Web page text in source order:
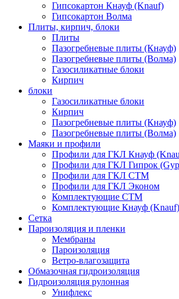
Гипсокартон Кнауф (Knauf)
Гипсокартон Волма
Плиты, кирпич, блоки
Плиты
Пазогребневые плиты (Кнауф)
Пазогребневые плиты (Волма)
Газосиликатные блоки
Кирпич
блоки
Газосиликатные блоки
Кирпич
Пазогребневые плиты (Кнауф)
Пазогребневые плиты (Волма)
Маяки и профили
Профили для ГКЛ Кнауф
Профили для ГКЛ Гипрок
Профили для ГКЛ СТМ
Профили для ГКЛ Эконом
Комплектующие СТМ
Комплектующие Кнауф (Knauf)
Сетка
Пароизоляция и пленки
Мембраны
Пароизоляция
Ветро-влагозащита
Обмазочная гидроизоляция
Гидроизоляция рулонная
Унифлекс